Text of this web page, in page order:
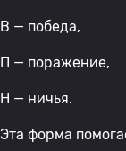
В — победа,
П — поражение,
Н — ничья.
Эта форма